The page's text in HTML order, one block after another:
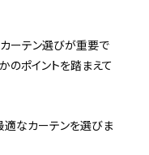
ーテン選びが重要で
のポイントを踏まえて
なカーテンを選びま